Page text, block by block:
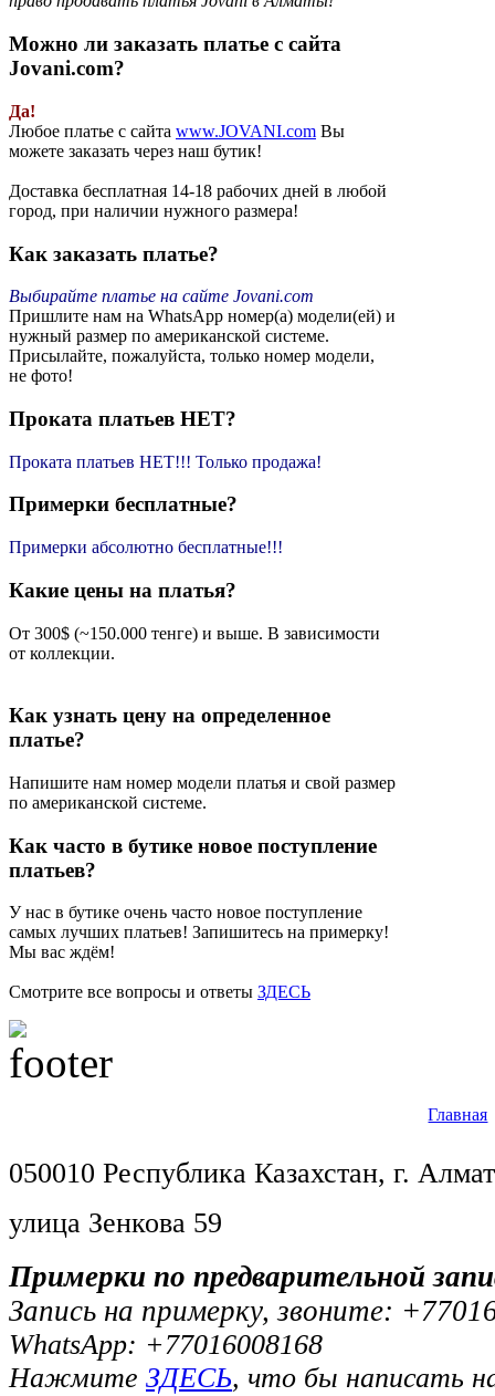
Можно ли заказать платье с сайта
Jovani.com?
Да!
Любое платье с сайта www.JOVANI.com Вы
можете заказать через наш бутик!
Доставка бесплатная 14-18 рабочих дней в любой
город, при наличии нужного размера!
Как заказать платье?
Выбирайте платье на сайте Jovani.com
Пришлите нам на WhatsApp номер(а) модели(ей) и
нужный размер по американской системе.
Присылайте, пожалуйста, только номер модели,
не фото!
Проката платьев НЕТ?
Проката платьев НЕТ!!! Только продажа!
Примерки бесплатные?
Примерки абсолютно бесплатные!!!
Какие цены на платья?
От 300$ (~150.000 тенге) и выше. В зависимости
от коллекции.
Как узнать цену на определенное
платье?
Напишите нам номер модели платья и свой размер
по американской системе.
Как часто в бутике новое поступление
платьев?
У нас в бутике очень часто новое поступление
самых лучших платьев! Запишитесь на примерку!
Мы вас ждём!
Смотрите все вопросы и ответы ЗДЕСЬ
Главная
050010 Республика Казахстан, г.
улица Зенкова 59
Примерки по предварительной
Запись на примерку, звоните:
WhatsApp: +77016008168
Нажмите ЗДЕСЬ, что бы написать